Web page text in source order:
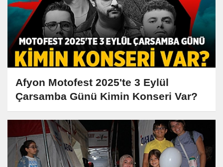
Afyon Motofest 2025'te 3 Eylül
Çarsamba Günü Kimin Konseri Var?